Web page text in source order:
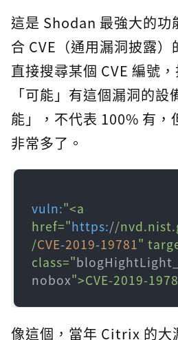
這是 Shodan 最強大的功
合 CVE（通用漏洞披露
直接搜尋某個 CVE 編號
「可能」有這個漏洞的
能」，不代表 100% 有
非常多了。
vuln:"<a
href="https://
/CVE-2019-19781"
class="
nobox">CVE-2019-
像這個，當年 Citrix 的大